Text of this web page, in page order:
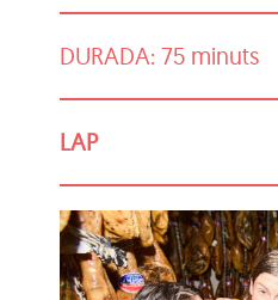
DURADA: 75 minuts
LAP